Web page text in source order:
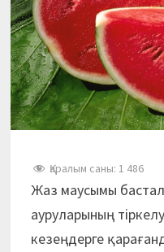
Қаралым саны: 1 486
Жаз маусымы
ауруларының
кезеңдерге